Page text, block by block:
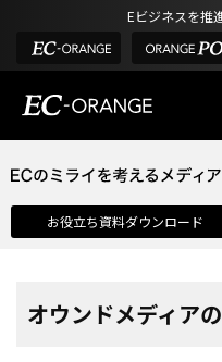
Eビジネスを推
選ばれる理由
課題解決例
お役立ち資料ダウンロード
オウンドメディア